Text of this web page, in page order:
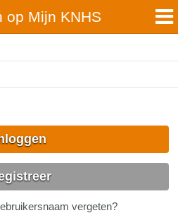
op Mijn KNHS
vergeten?